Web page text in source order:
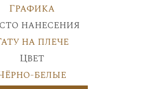
Графика
нанесения
на плече
Цвет
белые